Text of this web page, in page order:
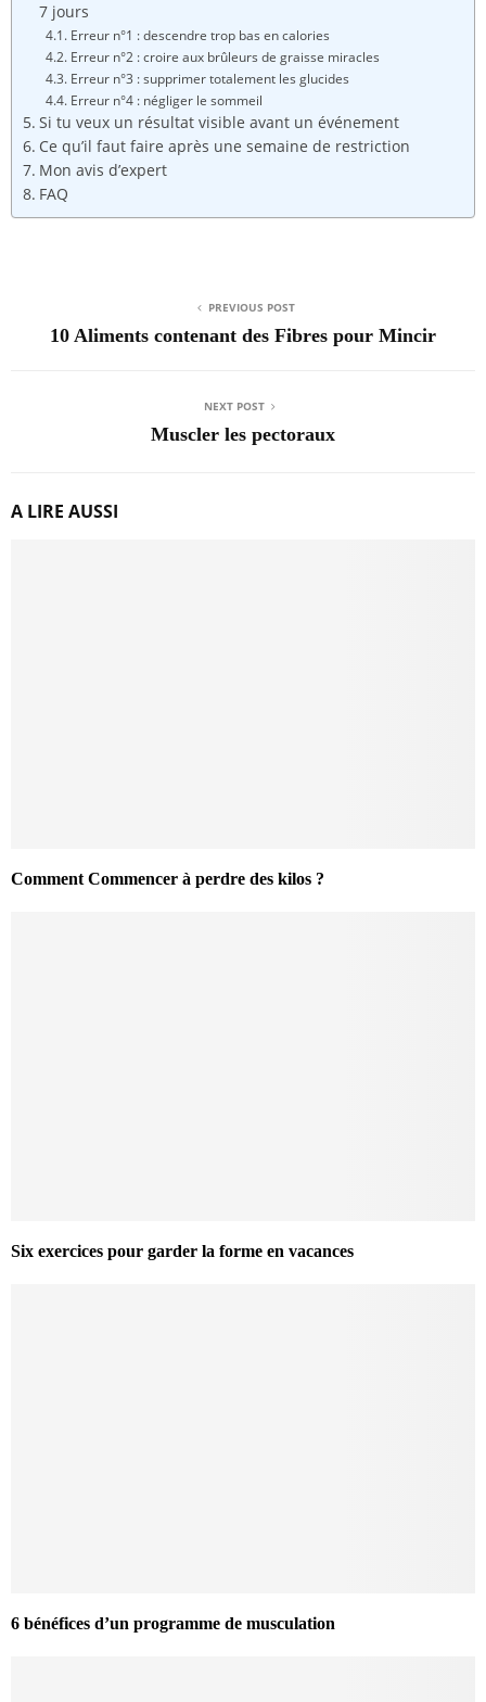
7 jours
Erreur n°1 : descendre trop bas en calories
Erreur n°2 : croire aux brûleurs de graisse miracles
Erreur n°3 : supprimer totalement les glucides
Erreur n°4 : négliger le sommeil
Si tu veux un résultat visible avant un événement
Ce qu’il faut faire après une semaine de restriction
Mon avis d’expert
FAQ
PREVIOUS POST
10 Aliments contenant des Fibres pour Mincir
NEXT POST
Muscler les pectoraux
A LIRE AUSSI
Comment Commencer à perdre des kilos ?
Six exercices pour garder la forme en vacances
6 bénéfices d’un programme de musculation